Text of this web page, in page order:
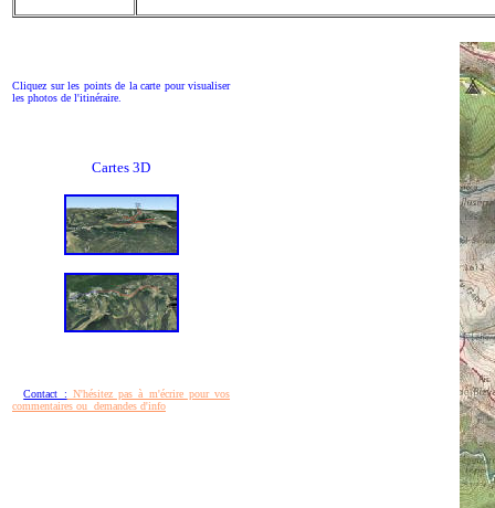
Cliquez sur les points de la carte pour visualiser
les photos de l'itinéraire.
Cartes 3D
Contact : N'hésitez pas à m'écrire pour vos
commentaires ou demandes d'info